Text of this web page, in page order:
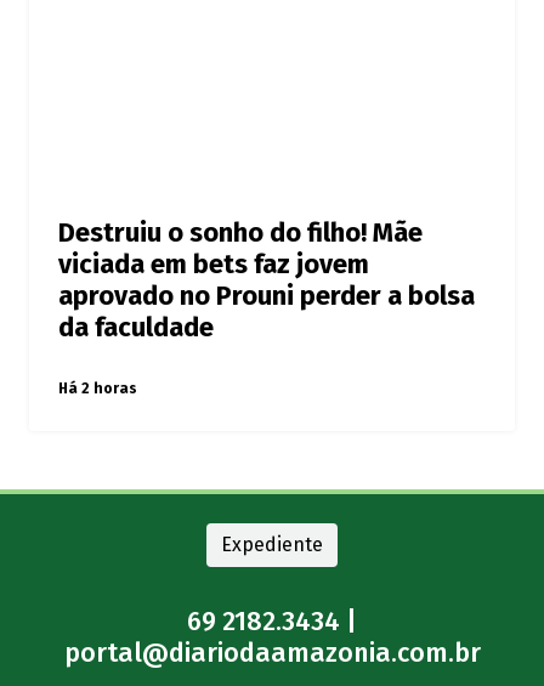
Destruiu o sonho do filho! Mãe
viciada em bets faz jovem
aprovado no Prouni perder a bolsa
da faculdade
Há 2 horas
Expediente
69 2182.3434 |
portal@diariodaamazonia.com.br